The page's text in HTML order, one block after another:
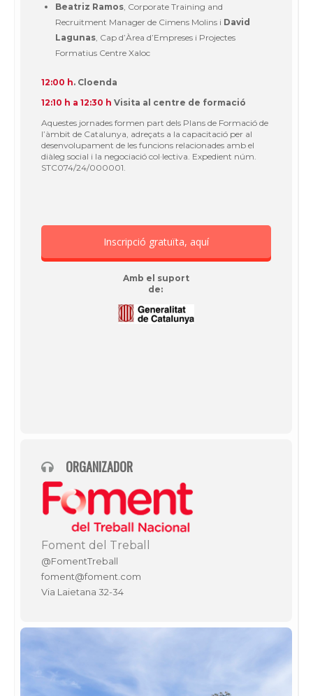
Beatriz Ramos , Corporate Training and
Recruitment Manager de Cimens Molins i David
Lagunas , Cap d’Àrea d’Empreses i Projectes
Formatius Centre Xaloc
12:00 h. Cloenda
12:10 h a 12:30 h Visita al centre de formació
Aquestes jornades formen part dels Plans de Formació de
l’àmbit de Catalunya, adreçats a la capacitació per al
desenvolupament de les funcions relacionades amb el
diàleg social i la negociació col·lectiva. Expedient núm.
STC074/24/000001.
Inscripció gratuïta, aquí
Amb el suport
de:
ORGANIZADOR
Foment del Treball
@FomentTreball
foment@foment.com
Via Laietana 32-34